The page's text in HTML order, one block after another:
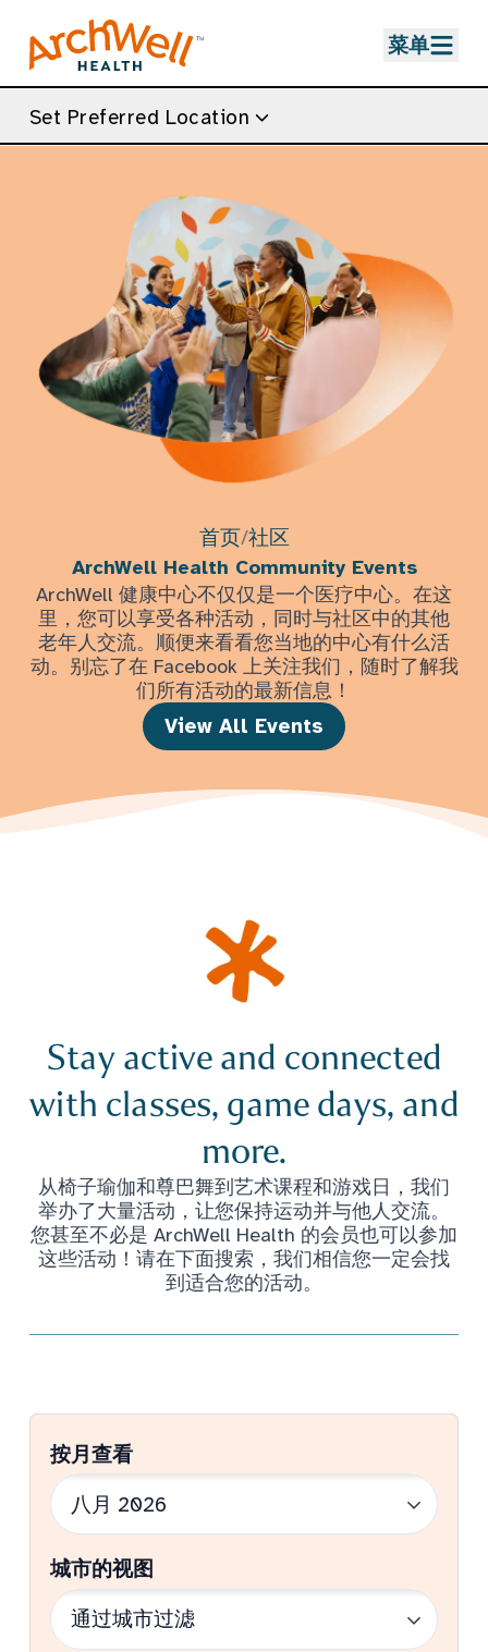
菜单
Set Preferred Location
首页/社区
ArchWell Health Community Events
ArchWell 健康中心不仅仅是一个医疗中心。在这
里，您可以享受各种活动，同时与社区中的其他
老年人交流。顺便来看看您当地的中心有什么活
动。别忘了在 Facebook 上关注我们，随时了解我
们所有活动的最新信息！
View All Events
Stay active and connected
with classes, game days, and
more.
从椅子瑜伽和尊巴舞到艺术课程和游戏日，我们
举办了大量活动，让您保持运动并与他人交流。
您甚至不必是 ArchWell Health 的会员也可以参加
这些活动！请在下面搜索，我们相信您一定会找
到适合您的活动。
按月查看
城市的视图